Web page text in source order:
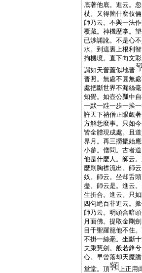
底著他底。進云。
杖。又得箇什麼伎
師乃云。不與一法
覆藏。神機歴掌。
已渉誵訛。不是心
水。到這裏上根利
拘機境。直下向文
謂如天普蓋似地普
普照。無處不圓無
處把斷世界不漏絲
知覺。如壺公瓢中
一默一跬一歩一挨
許天下衲僧正眼覷
方解恁麼事。只如
皆全體現成處。且
界月。再三撈摝始
小參。僧問。古者
他是什麼人。師云
麼則胸襟流出。師
奴。師云。坐却舌
盡。師云是。進云
生折合。進云。只
四句絶百非進云。
師乃云。明頭合暗
月面佛。提取金剛
目千聖羅籠他不住
不掛一絲毫。坐斷
夫秉慧劍。般若鋒
心。早曾落却天魔
堂堂。頂
上正用